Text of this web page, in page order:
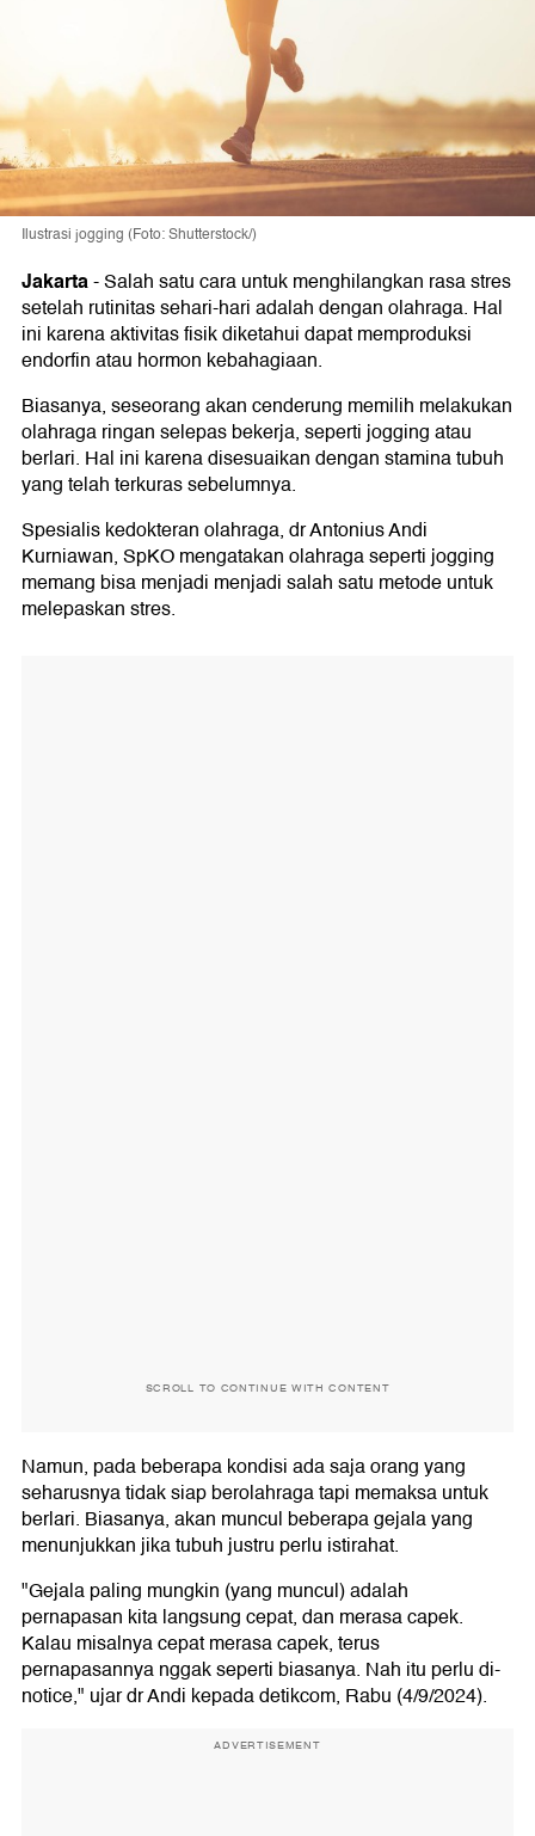
Ilustrasi jogging (Foto: Shutterstock/)
Jakarta-Salah satu cara untuk menghilangkan rasa stres
setelah rutinitas sehari-hari adalah dengan olahraga. Hal
ini karena aktivitas fisik diketahui dapat memproduksi
endorfin atau hormon kebahagiaan.
Biasanya, seseorang akan cenderung memilih melakukan
olahraga ringan selepas bekerja, seperti jogging atau
berlari. Hal ini karena disesuaikan dengan stamina tubuh
yang telah terkuras sebelumnya.
Spesialis kedokteran olahraga, dr Antonius Andi
Kurniawan, SpKO mengatakan olahraga seperti jogging
memang bisa menjadi menjadi salah satu metode untuk
melepaskan stres.
SCROLL TO CONTINUE WITH CONTENT
Namun, pada beberapa kondisi ada saja orang yang
seharusnya tidak siap berolahraga tapi memaksa untuk
berlari. Biasanya, akan muncul beberapa gejala yang
menunjukkan jika tubuh justru perlu istirahat.
"Gejala paling mungkin (yang muncul) adalah
pernapasan kita langsung cepat, dan merasa capek.
Kalau misalnya cepat merasa capek, terus
pernapasannya nggak seperti biasanya. Nah itu perlu di-
notice," ujar dr Andi kepada detikcom, Rabu (4/9/2024).
ADVERTISEMENT